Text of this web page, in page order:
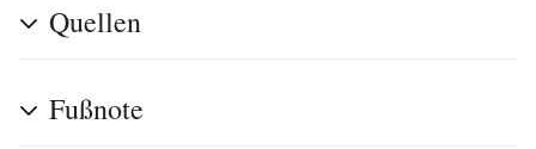
Quellen
Fußnote